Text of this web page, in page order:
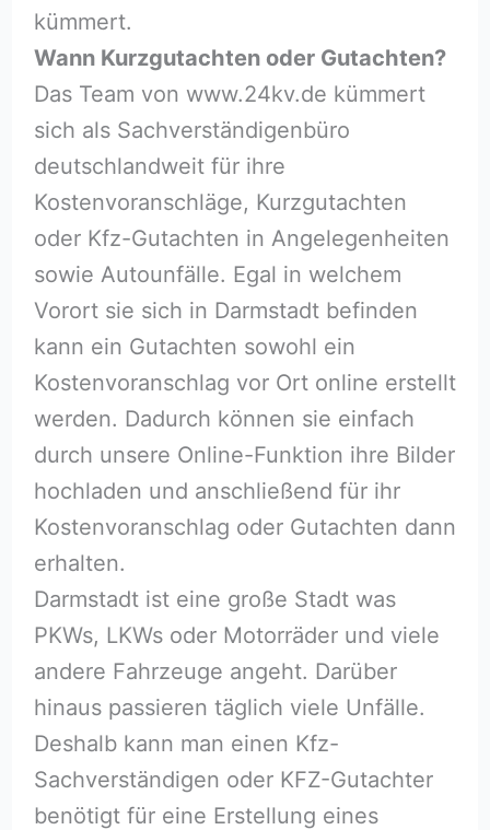
kümmert.
Wann Kurzgutachten oder Gutachten?
Das Team von www.24kv.de kümmert
sich als Sachverständigenbüro
deutschlandweit für ihre
Kostenvoranschläge, Kurzgutachten
oder Kfz-Gutachten in Angelegenheiten
sowie Autounfälle. Egal in welchem
Vorort sie sich in Darmstadt befinden
kann ein Gutachten sowohl ein
Kostenvoranschlag vor Ort online erstellt
werden. Dadurch können sie einfach
durch unsere Online-Funktion ihre Bilder
hochladen und anschließend für ihr
Kostenvoranschlag oder Gutachten dann
erhalten.
Darmstadt ist eine große Stadt was
PKWs, LKWs oder Motorräder und viele
andere Fahrzeuge angeht. Darüber
hinaus passieren täglich viele Unfälle.
Deshalb kann man einen Kfz-
Sachverständigen oder KFZ-Gutachter
benötigt für eine Erstellung eines